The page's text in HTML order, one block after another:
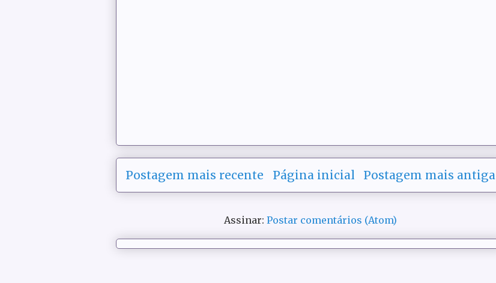
Postagem mais recente Postagem mais antiga
Página inicial
Assinar: Postar comentários (Atom)